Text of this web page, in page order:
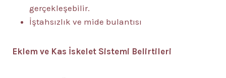
gerçekleşebilir.
İştahsızlık ve mide bulantısı
Eklem ve Kas İskelet Sistemi Belirtileri